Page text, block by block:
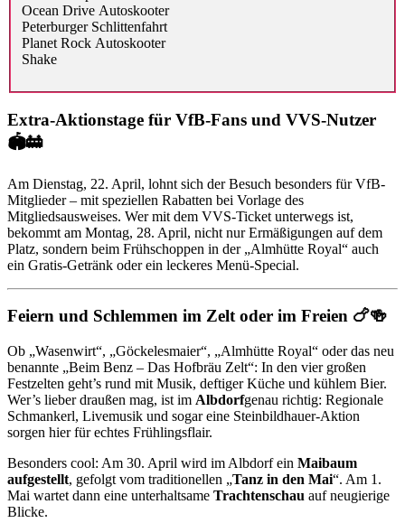
Ocean Drive Autoskooter
Peterburger Schlittenfahrt
Planet Rock Autoskooter
Shake
Extra-Aktionstage für VfB-Fans und VVS-Nutzer
🏟️🚋
Am Dienstag, 22. April, lohnt sich der Besuch besonders für VfB-
Mitglieder – mit speziellen Rabatten bei Vorlage des
Mitgliedsausweises. Wer mit dem VVS-Ticket unterwegs ist,
bekommt am Montag, 28. April, nicht nur Ermäßigungen auf dem
Platz, sondern beim Frühschoppen in der „Almhütte Royal“ auch
ein Gratis-Getränk oder ein leckeres Menü-Special.
Feiern und Schlemmen im Zelt oder im Freien 🍗🍻
Ob „Wasenwirt“, „Göckelesmaier“, „Almhütte Royal“ oder das neu
benannte „Beim Benz – Das Hofbräu Zelt“: In den vier großen
Festzelten geht’s rund mit Musik, deftiger Küche und kühlem Bier.
Wer’s lieber draußen mag, ist im Albdorfgenau richtig: Regionale
Schmankerl, Livemusik und sogar eine Steinbildhauer-Aktion
sorgen hier für echtes Frühlingsflair.
Besonders cool: Am 30. April wird im Albdorf ein Maibaum
aufgestellt, gefolgt vom traditionellen „Tanz in den Mai“. Am 1.
Mai wartet dann eine unterhaltsame Trachtenschau auf neugierige
Blicke.